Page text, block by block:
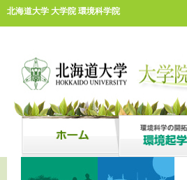
北海道大学 大学院 環境科学院